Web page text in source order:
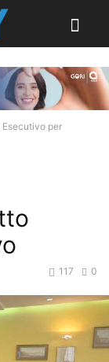
Esecutivo per
0
117